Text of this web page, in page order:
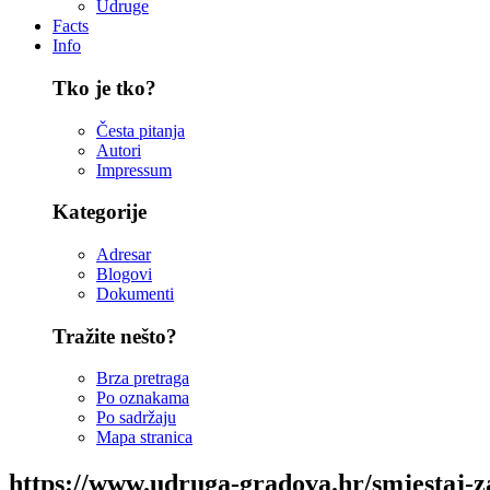
Udruge
Facts
Info
Tko je tko?
Česta pitanja
Autori
Impressum
Kategorije
Adresar
Blogovi
Dokumenti
Tražite nešto?
Brza pretraga
Po oznakama
Po sadržaju
Mapa stranica
https://www.udruga-gradova.hr/smjestaj-